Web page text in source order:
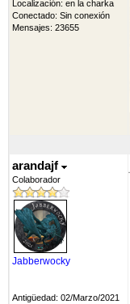
Localización: en la charka
Conectado: Sin conexión
Mensajes: 23655
arandajf
Colaborador
Jabberwocky
Antigüedad: 02/Marzo/2021